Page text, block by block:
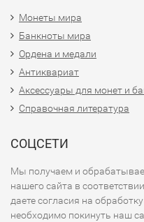
### 4.Экономическая
- Экономика Шри-Ланки
хозяйстве,
стабильной валютой,
Банкноты Шри-Ланки не
но и представляют
Монеты мира
Банкноты мира
Ордена и медали
Антиквариат
Аксессуары для монет и
Справочная литература
СОЦСЕТИ
Мы получаем и
нашего сайта в
даете согласия на
необходимо покинуть наш